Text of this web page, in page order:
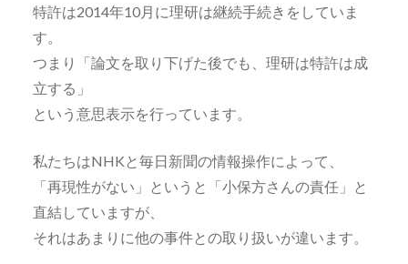
特許は2014年10月に理研は継続手続きをしていま
す。
つまり「論文を取り下げた後でも、理研は特許は成
立する」
という意思表示を行っています。
私たちはNHKと毎日新聞の情報操作によって、
「再現性がない」というと「小保方さんの責任」と
直結していますが、
それはあまりに他の事件との取り扱いが違います。